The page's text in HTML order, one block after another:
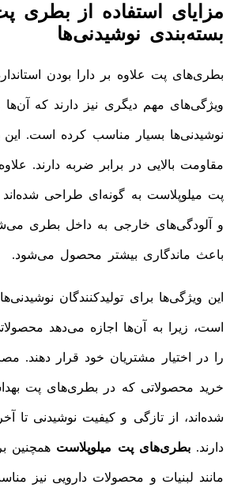
مزایای استفاده از بطری
بسته‌بندی نوشیدنی‌ها
بطری‌های پت علاوه بر دارا بودن
ویژگی‌های مهم دیگری نیز دارند که آن‌ها
نوشیدنی‌ها بسیار مناسب کرده است.
مقاومت بالایی در برابر ضربه دارند.
پت میلوپلاست به گونه‌ای طراحی شده‌اند
و آلودگی‌های خارجی به داخل بطری
باعث ماندگاری بیشتر محصول می‌شود.
این ویژگی‌ها برای تولیدکنندگان
است، زیرا به آن‌ها اجازه می‌دهد
را در اختیار مشتریان خود قرار دهند.
خرید محصولاتی که در بطری‌های پت
شده‌اند، از تازگی و کیفیت نوشیدنی تا
دارند.بطری‌های پت میلوپلاست همچنین
مانند لبنیات و محصولات دارویی نیز